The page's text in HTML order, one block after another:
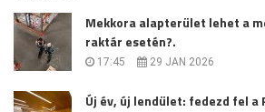
Mekkora alapterület lehet a
raktár esetén?.
17:45 29 JAN 2026
Új év, új lendület: fedezd fel a